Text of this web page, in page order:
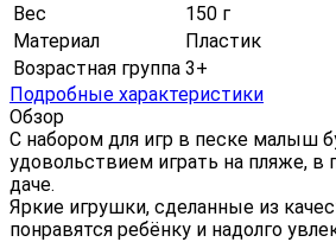
Вес
150 г
Материал
Пластик
Возрастная группа 3+
Подробные характеристики
Обзор
С набором для игр в песке малыш
удовольствием играть на пляже, в
даче.
Яркие игрушки, сделанные из
понравятся ребёнку и надолго